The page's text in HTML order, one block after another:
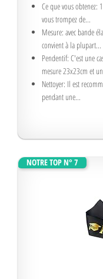
Ce que vous obtenez:
vous trompez de...
Mesure: avec bande
convient à la plupart...
Pendentif: C'est une
mesure 23x23cm et
Nettoyer: Il est
pendant une...
NOTRE TOP N° 7